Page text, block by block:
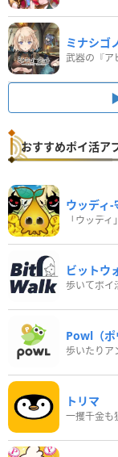
ミナシゴ
おすすめポイ活ア
ウッディ
「ウッデ
ビットウ
Powl（ポ
トリマ
一攫千金も